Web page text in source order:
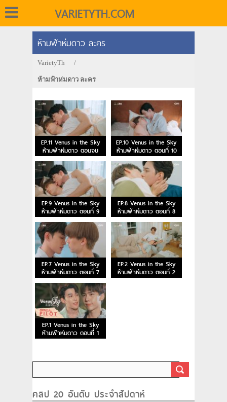
VARIETYTH.COM
ห้ามฟ้าห่มดาว ละคร
VarietyTh /
ห้ามฟ้าห่มดาว ละคร
EP.11 Venus in the Sky
ห้ามฟ้าห่มดาว ตอนจบ
EP.10 Venus in the Sky
ห้ามฟ้าห่มดาว ตอนที่ 10
EP.9 Venus in the Sky
ห้ามฟ้าห่มดาว ตอนที่ 9
EP.8 Venus in the Sky
ห้ามฟ้าห่มดาว ตอนที่ 8
EP.7 Venus in the Sky
ห้ามฟ้าห่มดาว ตอนที่ 7
EP.2 Venus in the Sky
ห้ามฟ้าห่มดาว ตอนที่ 2
EP.1 Venus in the Sky
ห้ามฟ้าห่มดาว ตอนที่ 1
คลิป 20 อันดับ ประจำสัปดาห์